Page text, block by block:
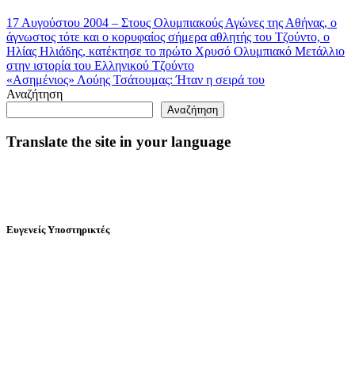
17 Αυγούστου 2004 – Στους Ολυμπιακούς Αγώνες της Αθήνας, ο
άγνωστος τότε και ο κορυφαίος σήμερα αθλητής του Τζούντο, ο
Ηλίας Ηλιάδης, κατέκτησε το πρώτο Χρυσό Ολυμπιακό Μετάλλιο
στην ιστορία του Ελληνικού Τζούντο
«Ασημένιος» Λούης Τσάτουμας: Ήταν η σειρά του
Αναζήτηση
Αναζήτηση
Translate the site in your language
Ευγενείς Υποστηρικτές